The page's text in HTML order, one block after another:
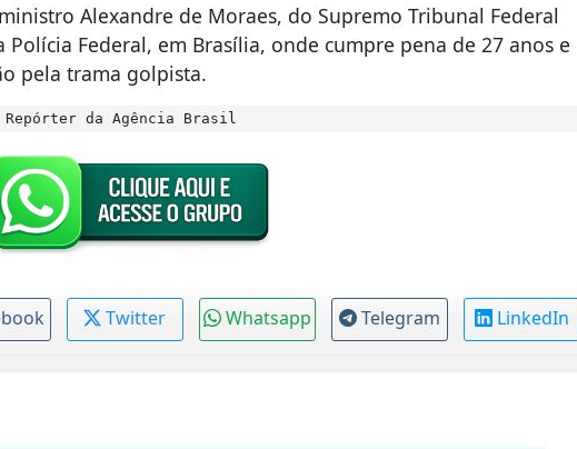
Alexandre de Moraes, do Supremo Tribunal Federal
Polícia Federal, em Brasília, onde cumpre pena de 27 anos e
pela trama golpista.
da Agência Brasil
Twitter Whatsapp Telegram LinkedIn